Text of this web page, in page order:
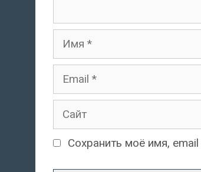
Имя
Email
Сайт
Сохранить моё имя,